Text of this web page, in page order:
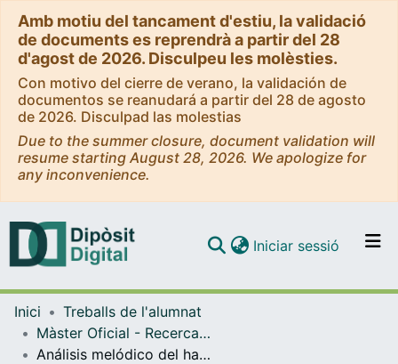
Amb motiu del tancament d'estiu, la validació
de documents es reprendrà a partir del 28
d'agost de 2026. Disculpeu les molèsties.
Con motivo del cierre de verano, la validación de
documentos se reanudará a partir del 28 de agosto
de 2026. Disculpad las molestias
Due to the summer closure, document validation will
resume starting August 28, 2026. We apologize for
any inconvenience.
Navega per tot el DD
Iniciar sessió (current)
Inici
Treballs de l'alumnat
Màster Oficial - Recerca en Didàctica de la Llengua i la Literatura
Análisis melódico del habla: protocolo para la automatización de la obtención de los datos de la curva estándar